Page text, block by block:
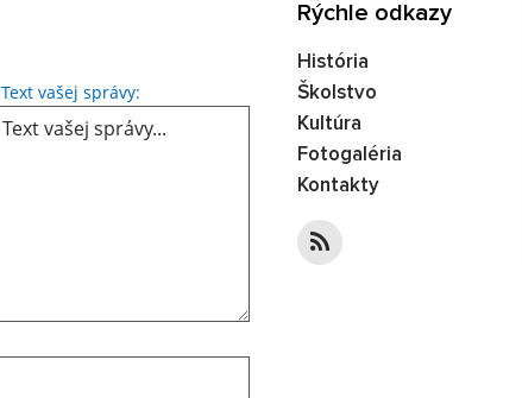
Text vašej správy: Text vašej správy...
Rýchle odkazy
História
Školstvo
Kultúra
Fotogaléria
Kontakty